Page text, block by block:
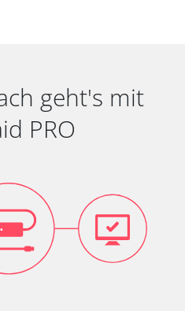
geht's mit
PRO